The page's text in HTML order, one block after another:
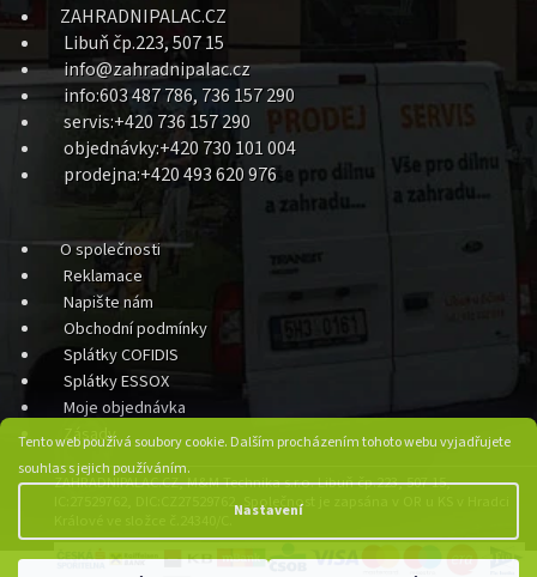
Tento web používá soubory cookie. Dalším procházením tohoto webu vyjadřujete
souhlas s jejich používáním.
Nastavení
ZAHRADNIPALAC.CZ
Libuň čp.223, 507 15
info@zahradnipalac.cz
info:603 487 786, 736 157 290
servis:+420 736 157 290
objednávky:+420 730 101 004
prodejna:+420 493 620 976
O společnosti
Reklamace
Napište nám
Obchodní podmínky
Splátky COFIDIS
Splátky ESSOX
Moje objednávka
Zásady
ZAHRADNIPALAC.CZ, M&M Technika s.r.o. Libuň čp.223, 507 15,
IC:27529762, DIC:CZ27529762, Společnost je zapsána v OR u KS v Hradci